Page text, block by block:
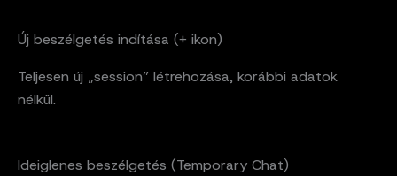
Új beszélgetés indítása (+ ikon)
Teljesen új „session” létrehozása, korábbi adatok
nélkül.
Ideiglenes beszélgetés (Temporary Chat)